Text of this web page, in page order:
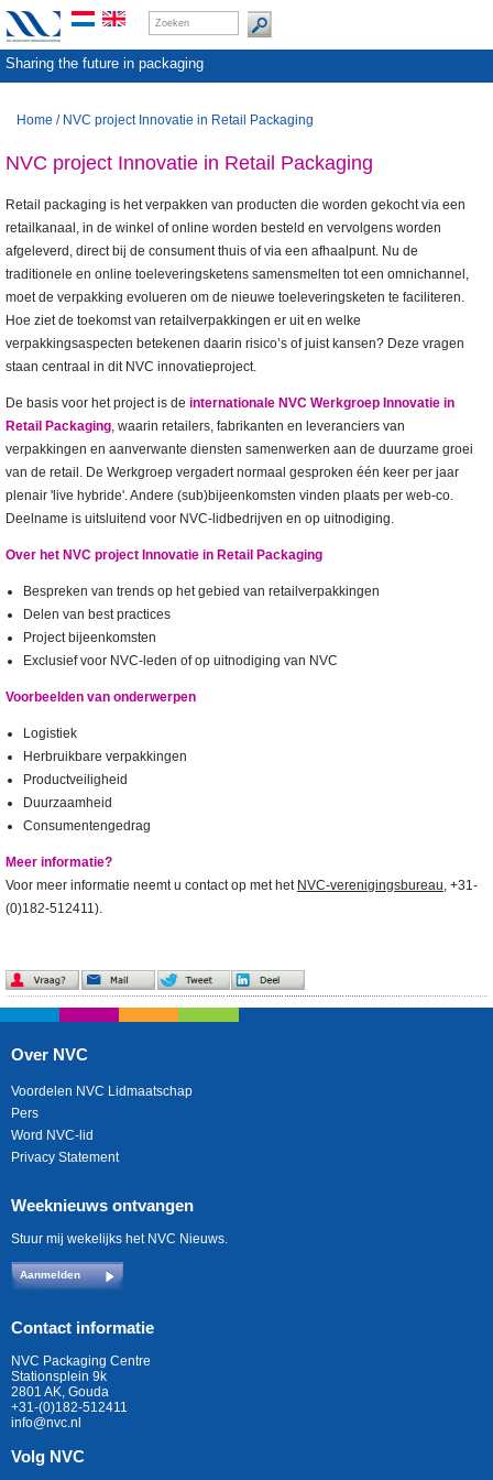
Sharing the future in packaging
Home / NVC project Innovatie in Retail Packaging
NVC project Innovatie in Retail Packaging
Retail packaging is het verpakken van producten die worden gekocht via een
retailkanaal, in de winkel of online worden besteld en vervolgens worden
afgeleverd, direct bij de consument thuis of via een afhaalpunt. Nu de
traditionele en online toeleveringsketens samensmelten tot een omnichannel,
moet de verpakking evolueren om de nieuwe toeleveringsketen te faciliteren.
Hoe ziet de toekomst van retailverpakkingen er uit en welke
verpakkingsaspecten betekenen daarin risico’s of juist kansen? Deze vragen
staan centraal in dit NVC innovatieproject.
De basis voor het project is de internationale NVC Werkgroep Innovatie in
Retail Packaging, waarin retailers, fabrikanten en leveranciers van
verpakkingen en aanverwante diensten samenwerken aan de duurzame groei
van de retail. De Werkgroep vergadert normaal gesproken één keer per jaar
plenair 'live hybride'. Andere (sub)bijeenkomsten vinden plaats per web-co.
Deelname is uitsluitend voor NVC-lidbedrijven en op uitnodiging.
Over het NVC project Innovatie in Retail Packaging
Bespreken van trends op het gebied van retailverpakkingen
Delen van best practices
Project bijeenkomsten
Exclusief voor NVC-leden of op uitnodiging van NVC
Voorbeelden van onderwerpen
Logistiek
Herbruikbare verpakkingen
Productveiligheid
Duurzaamheid
Consumentengedrag
Meer informatie?
Voor meer informatie neemt u contact op met het NVC-verenigingsbureau, +31-
(0)182-512411).
Over NVC
Voordelen NVC Lidmaatschap
Pers
Word NVC-lid
Privacy Statement
Weeknieuws ontvangen
Stuur mij wekelijks het NVC Nieuws.
Aanmelden
Contact informatie
NVC Packaging Centre
Stationsplein 9k
2801 AK, Gouda
+31-(0)182-512411
info@nvc.nl
Volg NVC